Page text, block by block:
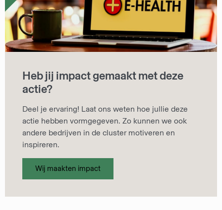
Heb jij impact gemaakt met deze
actie?
Deel je ervaring! Laat ons weten hoe jullie deze
actie hebben vormgegeven. Zo kunnen we ook
andere bedrijven in de cluster motiveren en
inspireren.
Wij maakten impact